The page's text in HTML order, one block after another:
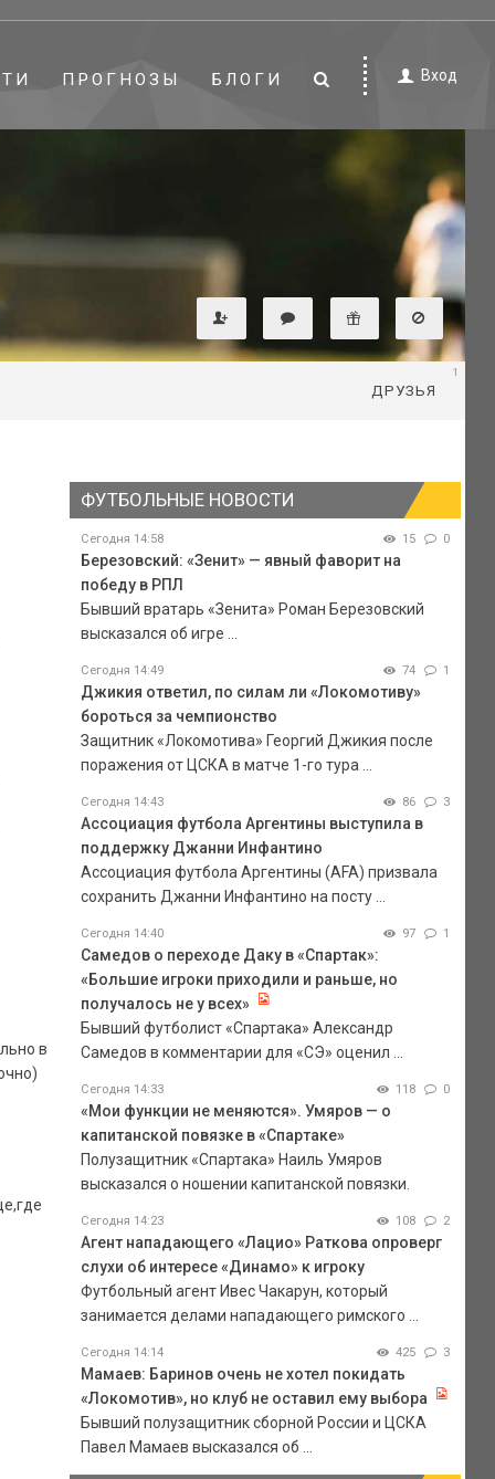
ПРОГНОЗЫ БЛОГИ Вход
ДРУЗЬЯ
1
в
ФУТБОЛЬНЫЕ НОВОСТИ
Сегодня 14:58 15 0
Березовский: «Зенит» — явный фаворит на
победу в РПЛ
Бывший вратарь «Зенита» Роман Березовский
высказался об игре ...
Сегодня 14:49 74 1
Джикия ответил, по силам ли «Локомотиву»
бороться за чемпионство
Защитник «Локомотива» Георгий Джикия после
поражения от ЦСКА в матче 1-го тура ...
Сегодня 14:43 86 3
Ассоциация футбола Аргентины выступила в
поддержку Джанни Инфантино
Ассоциация футбола Аргентины (AFA) призвала
сохранить Джанни Инфантино на посту ...
Сегодня 14:40 97 1
Самедов о переходе Даку в «Спартак»:
«Большие игроки приходили и раньше, но
получалось не у всех»
Бывший футболист «Спартака» Александр
Самедов в комментарии для «СЭ» оценил ...
Сегодня 14:33 118 0
«Мои функции не меняются». Умяров — о
капитанской повязке в «Спартаке»
Полузащитник «Спартака» Наиль Умяров
высказался о ношении капитанской повязки.
Сегодня 14:23 108 2
Агент нападающего «Лацио» Раткова опроверг
слухи об интересе «Динамо» к игроку
Футбольный агент Ивес Чакарун, который
занимается делами нападающего римского ...
Сегодня 14:14 425 3
Мамаев: Баринов очень не хотел покидать
«Локомотив», но клуб не оставил ему выбора
Бывший полузащитник сборной России и ЦСКА
Павел Мамаев высказался об ...